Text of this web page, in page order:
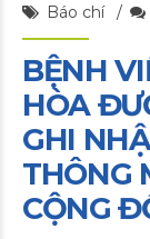
Báo chí
BỆNH
HÒA
GHI
THÔNG
CỘNG